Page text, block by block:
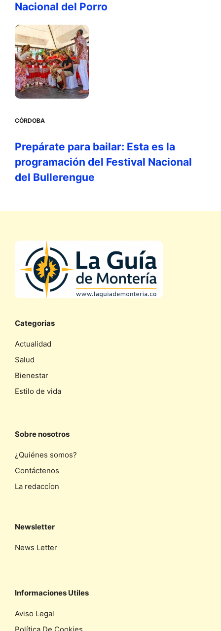
Nacional del Porro
CÓRDOBA
Prepárate para bailar: Esta es la
programación del Festival Nacional
del Bullerengue
Categorias
Actualidad
Salud
Bienestar
Estilo de vida
Sobre nosotros
¿Quiénes somos?
Contáctenos
La redaccíon
Newsletter
News Letter
Informaciones Utiles
Aviso Legal
Política De Cookies